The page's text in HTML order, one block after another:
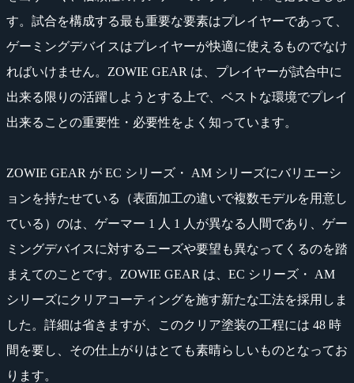
す。試合を構成する最も重要な要素はプレイヤーであって、
ゲーミングデバイスはプレイヤーが快適に使えるものでなけ
ればいけません。ZOWIE GEAR は、プレイヤーが試合中に
出来る限りの活躍しようとする上で、ベストな環境でプレイ
出来ることの重要性・必要性をよく知っています。
ZOWIE GEAR が EC シリーズ・ AM シリーズにバリエーシ
ョンを持たせている（表面加工の違いで複数モデルを用意し
ている）のは、ゲーマー 1 人 1 人が異なる人間であり、ゲー
ミングデバイスに対するニーズや要望も異なってくるのを踏
まえてのことです。ZOWIE GEAR は、EC シリーズ・ AM
シリーズにクリアコーティングを施す新たな工法を採用しま
した。詳細は省きますが、このクリア塗装の工程には 48 時
間を要し、その仕上がりはとても素晴らしいものとなってお
ります。